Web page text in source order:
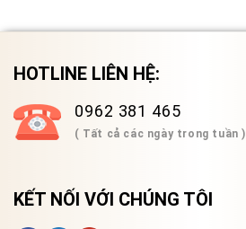
HOTLINE LIÊN HỆ:
0962 381 465
( Tất cả các ngày trong tuần )
KẾT NỐI VỚI CHÚNG TÔI